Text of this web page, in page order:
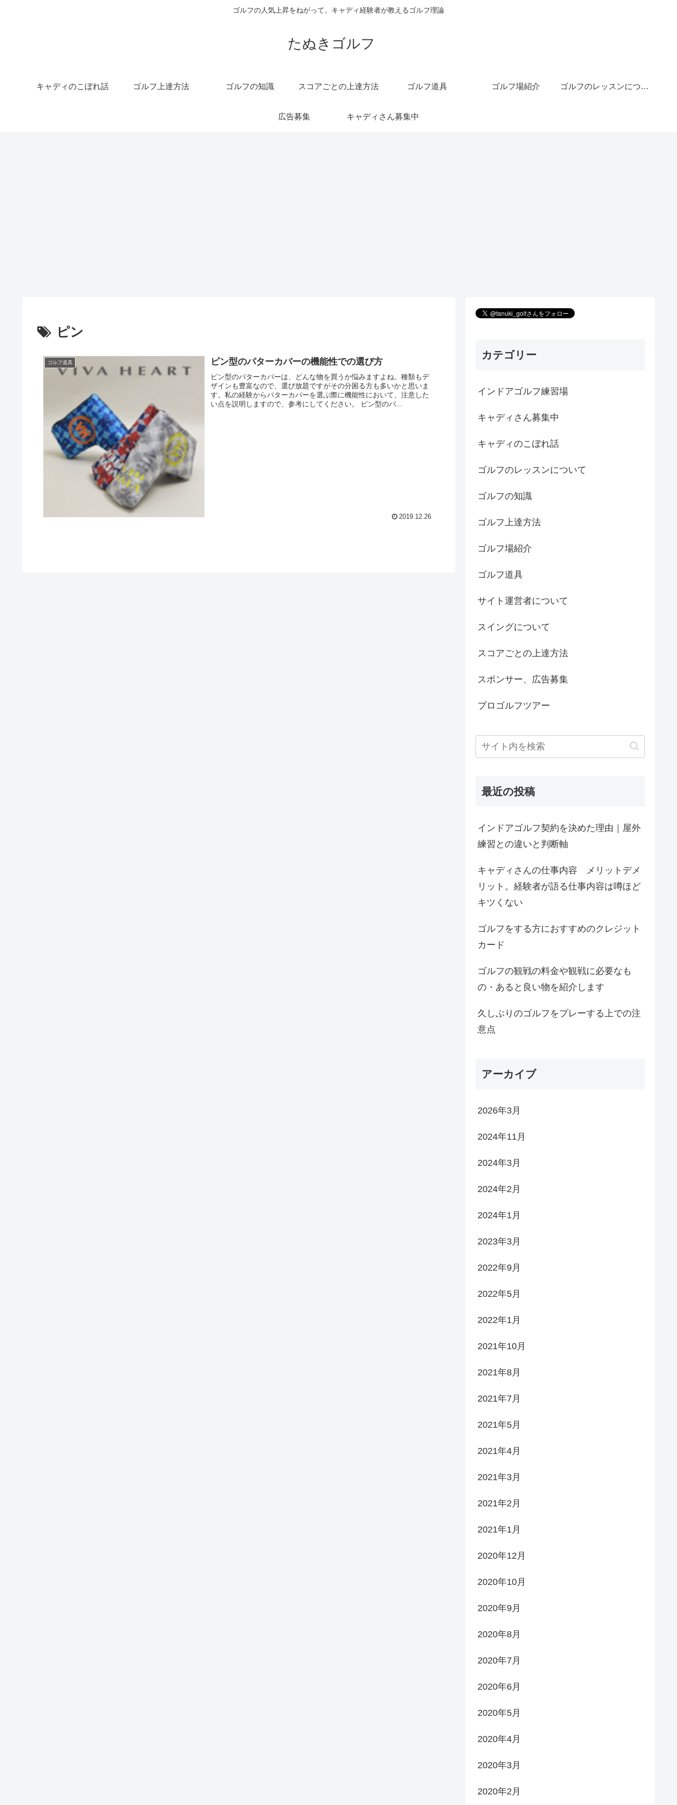
ゴルフの人気上昇をねがって。キャディ経験者が教えるゴルフ理論
たぬきゴルフ
キャディのこぼれ話 ゴルフ上達方法 ゴルフの知識 スコアごとの上達方法 ゴルフ道具 ゴルフ場紹介 ゴルフのレッスンについて
広告募集 キャディさん募集中
ピン
ゴルフ道具 ピン型のパターカバーの機能性での選び方
ピン型のパターカバーは、どんな物を買うか悩みますよね。種類もデ
ザインも豊富なので、選び放題ですがその分困る方も多いかと思いま
す。私の経験からパターカバーを選ぶ際に機能性において、注意した
い点を説明しますので、参考にしてください。 ピン型のパ...
2019.12.26
カテゴリー
インドアゴルフ練習場
キャディさん募集中
キャディのこぼれ話
ゴルフのレッスンについて
ゴルフの知識
ゴルフ上達方法
ゴルフ場紹介
ゴルフ道具
サイト運営者について
スイングについて
スコアごとの上達方法
スポンサー、広告募集
プロゴルフツアー
最近の投稿
インドアゴルフ契約を決めた理由｜屋外
練習との違いと判断軸
キャディさんの仕事内容 メリットデメ
リット。経験者が語る仕事内容は噂ほど
キツくない
ゴルフをする方におすすめのクレジット
カード
ゴルフの観戦の料金や観戦に必要なも
の・あると良い物を紹介します
久しぶりのゴルフをプレーする上での注
意点
アーカイブ
2026年3月
2024年11月
2024年3月
2024年2月
2024年1月
2023年3月
2022年9月
2022年5月
2022年1月
2021年10月
2021年8月
2021年7月
2021年5月
2021年4月
2021年3月
2021年2月
2021年1月
2020年12月
2020年10月
2020年9月
2020年8月
2020年7月
2020年6月
2020年5月
2020年4月
2020年3月
2020年2月